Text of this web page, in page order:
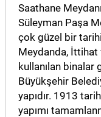
Saathane
Süleyman Paşa
çok güzel bir
Meydanda, İttihat
kullanılan binalar
Büyükşehir
yapıdır. 1913
yapımı